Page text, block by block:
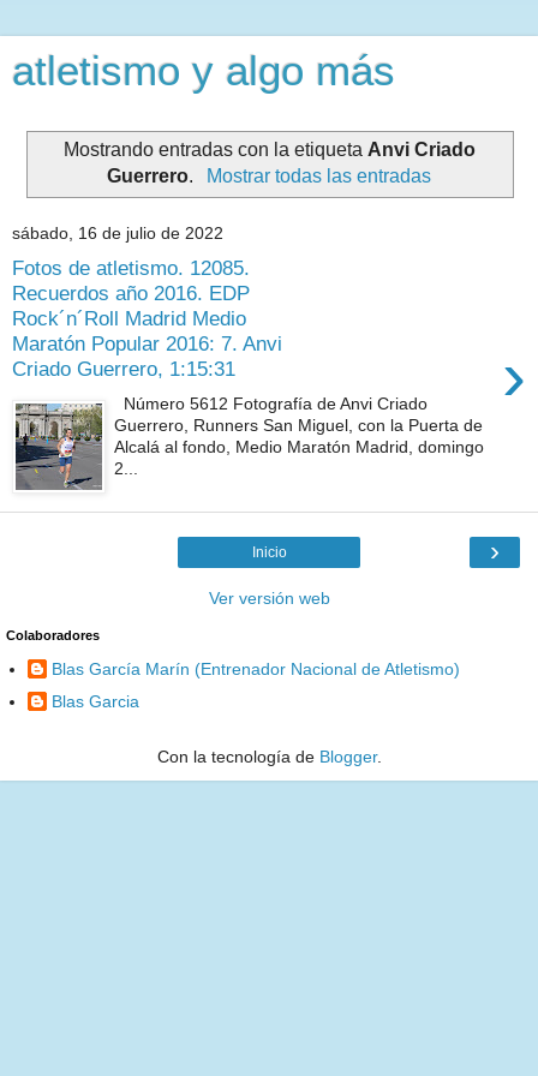
atletismo y algo más
Mostrando entradas con la etiqueta Anvi Criado
Guerrero. Mostrar todas las entradas
sábado, 16 de julio de 2022
Fotos de atletismo. 12085.
Recuerdos año 2016. EDP
Rock´n´Roll Madrid Medio
Maratón Popular 2016: 7. Anvi
Criado Guerrero, 1:15:31
›
Número 5612 Fotografía de Anvi Criado
Guerrero, Runners San Miguel, con la Puerta de
Alcalá al fondo, Medio Maratón Madrid, domingo
2...
›
Inicio
Ver versión web
Colaboradores
Blas García Marín (Entrenador Nacional de Atletismo)
Blas Garcia
Con la tecnología de Blogger.